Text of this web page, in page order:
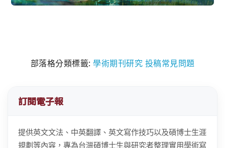
部落格分類標籤: 學術期刊研究 投稿常見問題
訂閱電子報
提供英文文法、中英翻譯、英文寫作技巧以及碩博士生涯
規劃等內容，專為台灣碩博士生與研究者整理實用學術寫